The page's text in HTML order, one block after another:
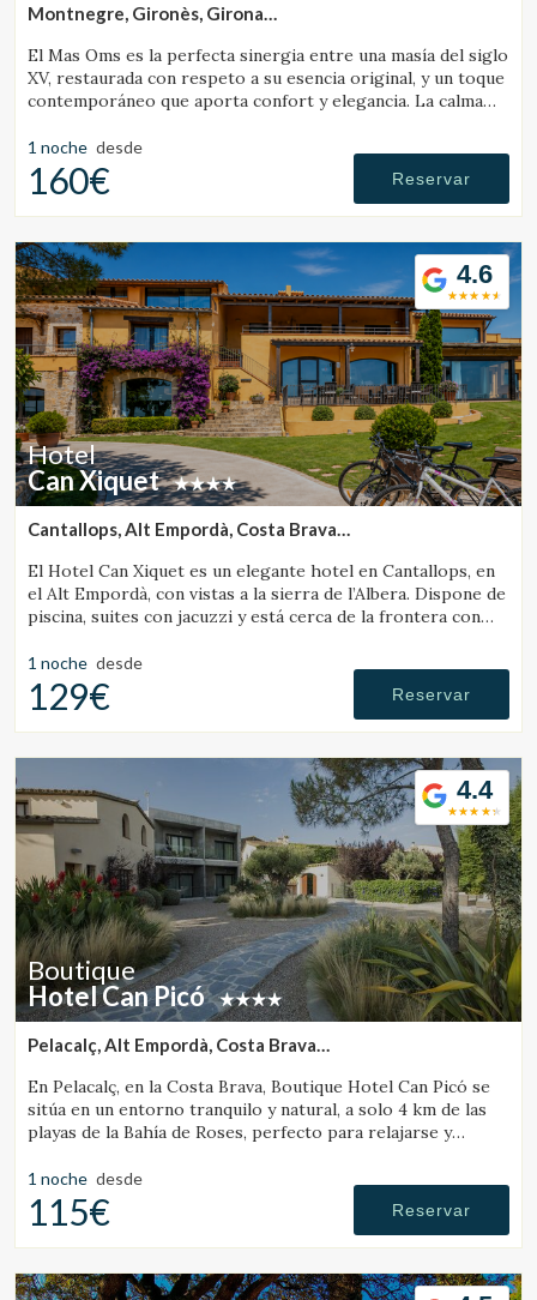
Montnegre, Gironès, Girona
El Mas Oms es la perfecta sinergia entre una masía del siglo
XV, restaurada con respeto a su esencia original, y un toque
contemporáneo que aporta confort y elegancia. La calma
de las Gavarres ofrecen un descanso total en conexión con
la naturaleza. El hotel cuenta con 6 habitaciones
cuidadosamente decoradas, una piscina climatizada,
restaurante, pista de petanca, zona chill-out, servicios de
masaje y yoga, alquiler de bicicletas y todo lo necesario para
los ciclistas.
1 noche desde
160€ Reservar
4.6
Hotel
Can Xiquet
Cantallops, Alt Empordà, Costa Brava
El Hotel Can Xiquet es un elegante hotel en Cantallops, en
el Alt Empordà, con vistas a la sierra de l’Albera. Dispone de
piscina, suites con jacuzzi y está cerca de la frontera con
1 noche desde
129€ Reservar
4.4
Boutique
Hotel Can Picó
Pelacalç, Alt Empordà, Costa Brava
En Pelacalç, en la Costa Brava, Boutique Hotel Can Picó se
sitúa en un entorno tranquilo y natural, a solo 4 km de las
playas de la Bahía de Roses, perfecto para relajarse y
1 noche desde
115€ Reservar